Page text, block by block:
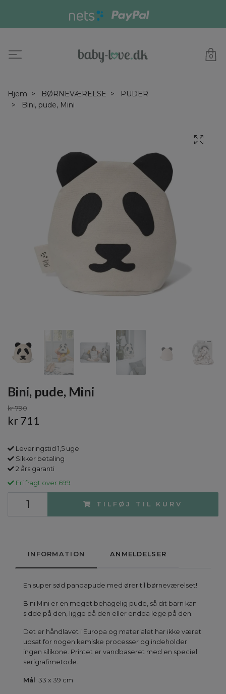
0
Hjem BØRNEVÆRELSE
PUDER
Bini, pude, Mini
Bini, pude, Mini
kr 790
kr 711
Leveringstid 1,5 uge
Sikker betaling
2 års garanti
Fri fragt over 699
TILFØJ TIL KURV
INFORMATION ANMELDELSER
En super sød pandapude med ører til børneværelset!
Bini Mini er en meget behagelig pude, så dit barn kan
sidde på den, ligge på den eller endda lege på den.
Det er håndlavet i Europa og materialet har ikke været
udsat for nogen kemiske processer og indeholder
ingen silikone. Printet er vandbaseret med en speciel
serigrafimetode.
Mål : 33 x 39 cm